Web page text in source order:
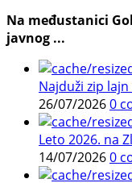
Na međustanici
javnog ...
Najduži zip
26/07/20260
Leto 2026. na
14/07/20260